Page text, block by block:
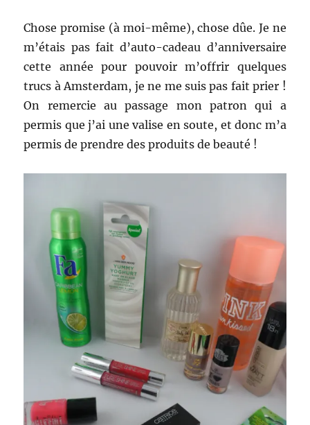
car
Chose promise (à moi-même), chose dûe. Je ne
m’étais pas fait d’auto-cadeau d’anniversaire
cette année pour pouvoir m’offrir quelques
trucs à Amsterdam, je ne me suis pas fait prier !
On remercie au passage mon patron qui a
permis que j’ai une valise en soute, et donc m’a
permis de prendre des produits de beauté !